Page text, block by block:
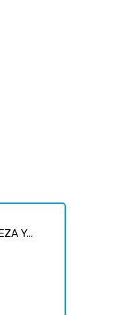
Y...